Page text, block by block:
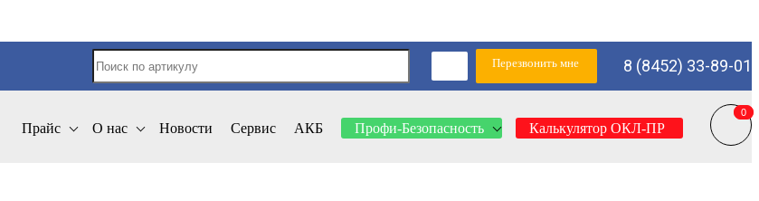
Перезвонить мне 8 (8452) 33-89-01
0
0
Прайс О нас Новости Сервис АКБ Профи-Безопасность Калькулятор ОКЛ-ПР